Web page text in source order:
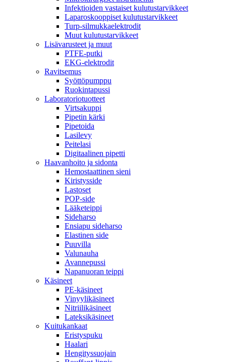
Infektioiden vastaiset kulutustarvikkeet
Laparoskooppiset kulutustarvikkeet
Turp-silmukkaelektrodit
Muut kulutustarvikkeet
Lisävarusteet ja muut
PTFE-putki
EKG-elektrodit
Ravitsemus
Syöttöpumppu
Ruokintapussi
Laboratoriotuotteet
Virtsakuppi
Pipetin kärki
Pipetoida
Lasilevy
Peitelasi
Digitaalinen pipetti
Haavanhoito ja sidonta
Hemostaattinen sieni
Kiristysside
Lastoset
POP-side
Lääketeippi
Sideharso
Ensiapu sideharso
Elastinen side
Puuvilla
Valunauha
Avannepussi
Napanuoran teippi
Käsineet
PE-käsineet
Vinyylikäsineet
Nitriilikäsineet
Lateksikäsineet
Kuitukankaat
Eristyspuku
Haalari
Hengityssuojain